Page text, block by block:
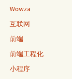
Wowza
互联网
前端
前端工程化
小程序